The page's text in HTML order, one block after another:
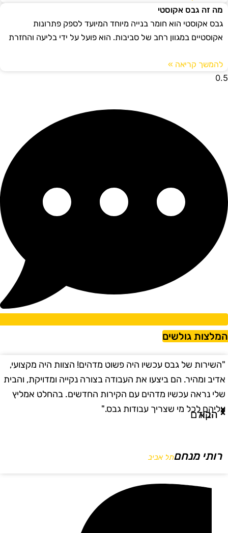
מה זה גבס אקוסטי
גבס אקוסטי הוא חומר בנייה מיוחד המיועד לספק פתרונות
אקוסטיים במגוון רחב של סביבות. הוא פועל על ידי בליעה והחזרת
להמשך קריאה »
גולשים
"השירות של גבס עכשיו היה פשוט מדהים! הצוות היה מקצועי,
אדיב ומהיר. הם ביצעו את העבודה בצורה נקייה ומדויקת, והבית
שלי נראה עכשיו מדהים עם הקירות החדשים. בהחלט אמליץ
עליהם לכל מי שצריך עבודות גבס."
רותי מנחםתל אביב
הקודם
הבא